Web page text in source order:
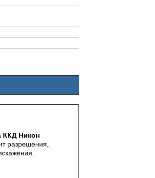
ККД Никон
разрешения,